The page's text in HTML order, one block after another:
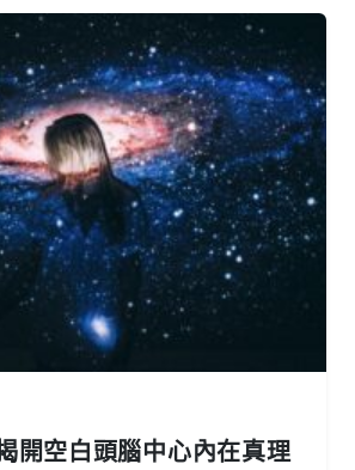
開空白頭腦中心內在真理